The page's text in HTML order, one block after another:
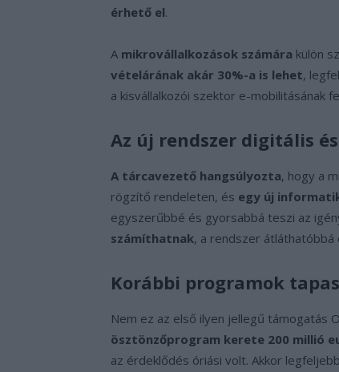
érhető el.
A mikrovállalkozások számára külön
vételárának akár 30%-a is lehet,
a kisvállalkozói szektor e-mobilitásának
Az új rendszer digitális
A tárcavezető hangsúlyozta, hogy a
rögzítő rendeleten, és egy új
egyszerűbbé és gyorsabbá teszi az
számíthatnak, a rendszer
Korábbi programok
Nem ez az első ilyen jellegű támogatás
ösztönzőprogram kerete 200 millió
az érdeklődés óriási volt. Akkor